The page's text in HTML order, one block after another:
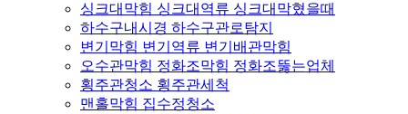
싱크대막힘 싱크대역류 싱크대막혔을때
하수구내시경 하수구관로탐지
변기막힘 변기역류 변기배관막힘
오수관막힘 정화조막힘 정화조뚫는업체
횡주관청소 횡주관세척
맨홀막힘 집수정청소